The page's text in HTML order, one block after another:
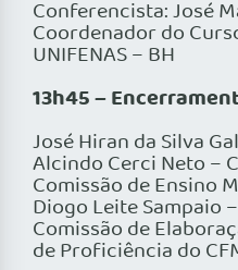
Conferencista: José
Coordenador do
UNIFENAS – BH
13h45 –
José Hiran da Silva
Alcindo Cerci Neto –
Comissão de Ensino
Diogo Leite Sampaio
Comissão de
de Proficiência do